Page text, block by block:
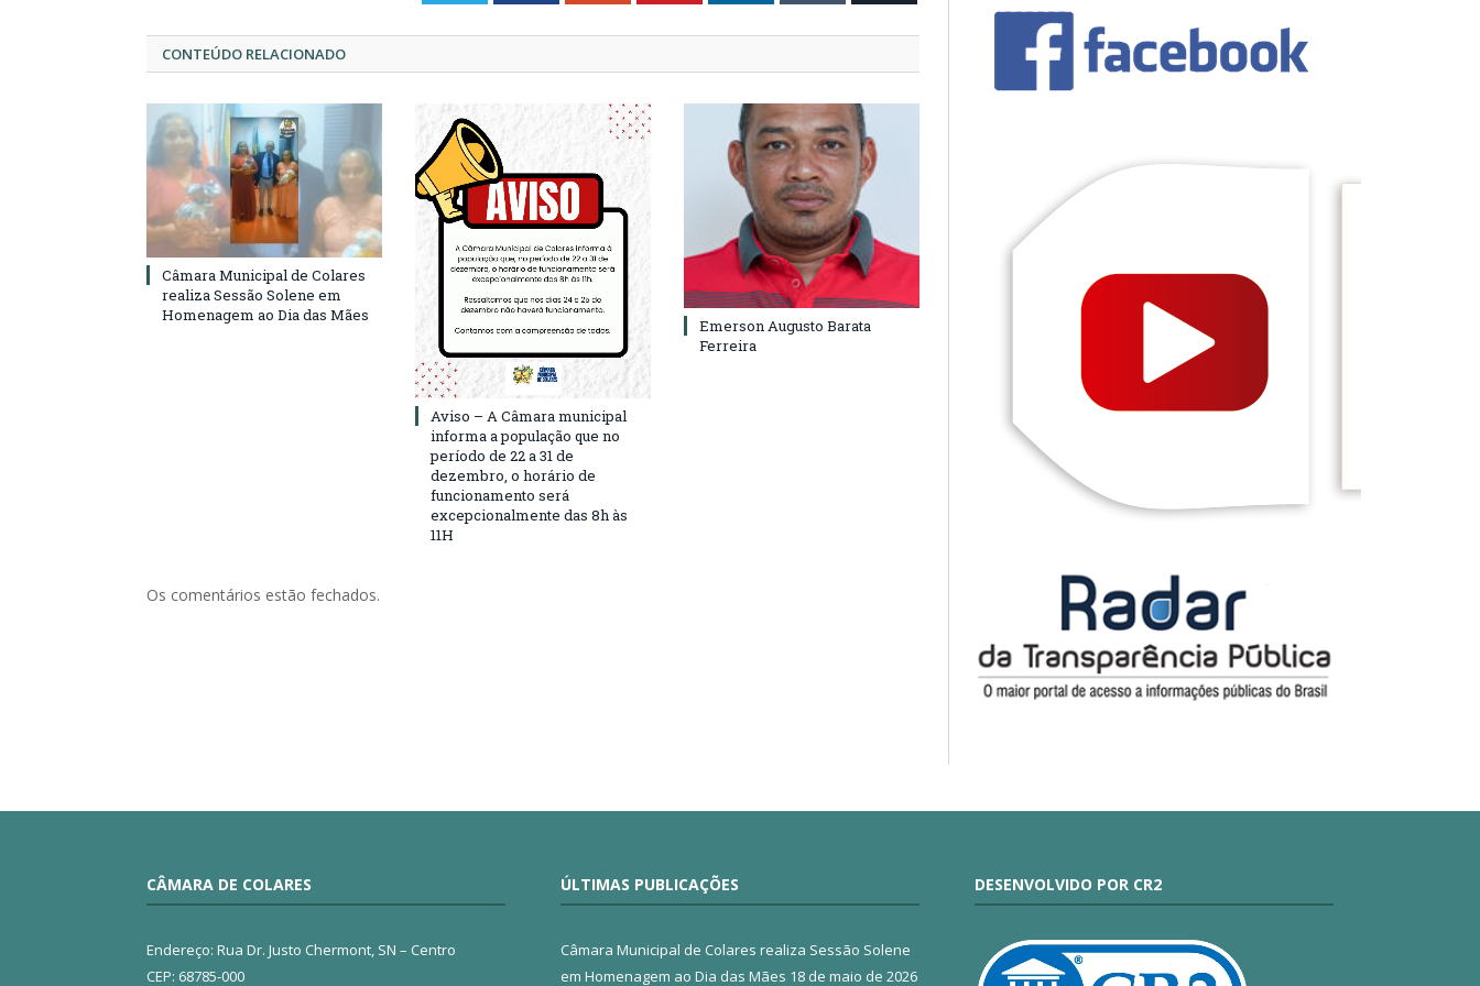
CONTEÚDO RELACIONADO
Câmara Municipal de Colares
realiza Sessão Solene em
Homenagem ao Dia das Mães
Aviso – A Câmara municipal
informa a população que no
período de 22 a 31 de
dezembro, o horário de
funcionamento será
excepcionalmente das 8h às
11H
Emerson Augusto Barata
Ferreira
Os comentários estão fechados.
CÂMARA DE COLARES
Endereço: Rua Dr. Justo Chermont, SN – Centro
CEP: 68785-000
ÚLTIMAS PUBLICAÇÕES
Câmara Municipal de Colares realiza Sessão Solene
em Homenagem ao Dia das Mães 18 de maio de 2026
DESENVOLVIDO POR CR2